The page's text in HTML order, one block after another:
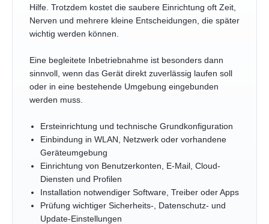
Hilfe. Trotzdem kostet die saubere Einrichtung oft Zeit,
Nerven und mehrere kleine Entscheidungen, die später
wichtig werden können.
Eine begleitete Inbetriebnahme ist besonders dann
sinnvoll, wenn das Gerät direkt zuverlässig laufen soll
oder in eine bestehende Umgebung eingebunden
werden muss.
Ersteinrichtung und technische Grundkonfiguration
Einbindung in WLAN, Netzwerk oder vorhandene
Geräteumgebung
Einrichtung von Benutzerkonten, E-Mail, Cloud-
Diensten und Profilen
Installation notwendiger Software, Treiber oder Apps
Prüfung wichtiger Sicherheits-, Datenschutz- und
Update-Einstellungen